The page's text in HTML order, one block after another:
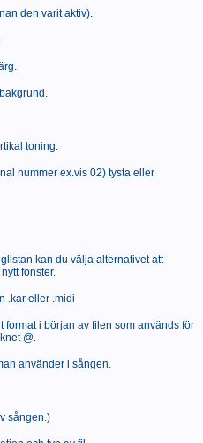
den varit aktiv).
toning.
nummer ex.vis 02) tysta eller
kan du välja alternativet att
fönster.
.kar eller .midi
format i början av filen som används för
@.
använder i sången.
sången.)